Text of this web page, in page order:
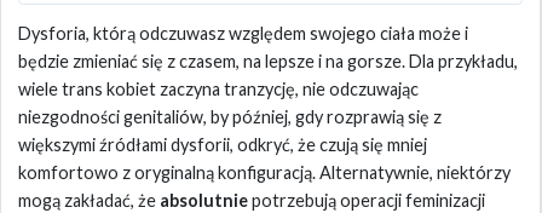
Dysforia, którą odczuwasz względem swojego ciała może i
będzie zmieniać się z czasem, na lepsze i na gorsze. Dla przykładu,
wiele trans kobiet zaczyna tranzycję, nie odczuwając
niezgodności genitaliów, by później, gdy rozprawią się z
większymi źródłami dysforii, odkryć, że czują się mniej
komfortowo z oryginalną konfiguracją. Alternatywnie, niektórzy
mogą zakładać, że absolutniepotrzebują operacji feminizacji